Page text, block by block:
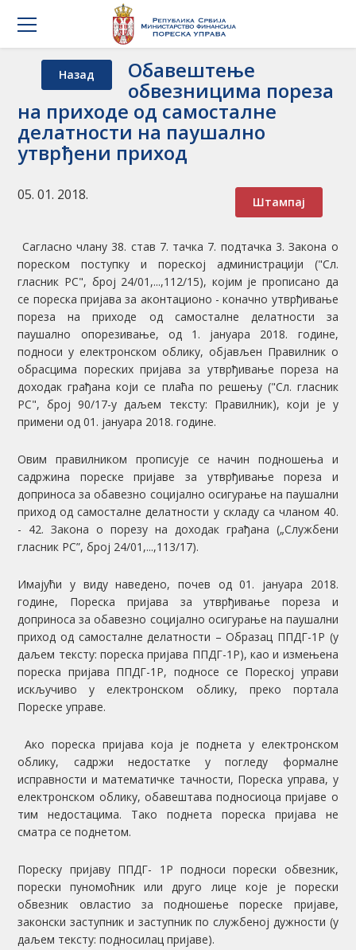
Назад Обавештење
обвезницима пореза
на приходе од самосталне
делатности на паушално
утврђени приход
Штампај
05. 01. 2018.
Сагласно члану 38. став 7. тачка 7. подтачка 3. Закона о
пореском поступку и пореској администрацији ("Сл.
гласник РС", број 24/01,...,112/15), којим је прописано да
се пореска пријава за аконтационо - коначно утврђивање
пореза на приходе од самосталне делатности за
паушално опорезивање, од 1. јануара 2018. године,
подноси у електронском облику, објављен Правилник о
обрасцима пореских пријава за утврђивање пореза на
доходак грађана који се плаћа по решењу ("Сл. гласник
РС", број 90/17-у даљем тексту: Правилник), који је у
примени од 01. јануара 2018. године.
Овим правилником прописује се начин подношења и
садржина пореске пријаве за утврђивање пореза и
доприноса за обавезно социјално осигурање на паушални
приход од самосталне делатности у складу са чланом 40.
- 42. Закона о порезу на доходак грађана („Службени
гласник РС”, број 24/01,...,113/17).
Имајући у виду наведено, почев од 01. јануара 2018.
године, Пореска пријава за утврђивање пореза и
доприноса за обавезно социјално осигурање на паушални
приход од самосталне делатности – Образац ППДГ-1Р (у
даљем тексту: пореска пријава ППДГ-1Р), као и измењена
пореска пријава ППДГ-1Р, подносе се Пореској управи
искључиво у електронском облику, преко портала
Пореске управе.
Ако пореска пријава која је поднета у електронском
облику, садржи недостатке у погледу формалне
исправности и математичке тачности, Пореска управа, у
електронском облику, обавештава подносиоца пријаве о
тим недостацима. Тако поднета пореска пријава не
сматра се поднетом.
Пореску пријаву ППДГ- 1Р подноси порески обвезник,
порески пуномоћник или друго лице које је порески
обвезник овластио за подношење пореске пријаве,
законски заступник и заступник по службеној дужности (у
даљем тексту: подносилац пријаве).